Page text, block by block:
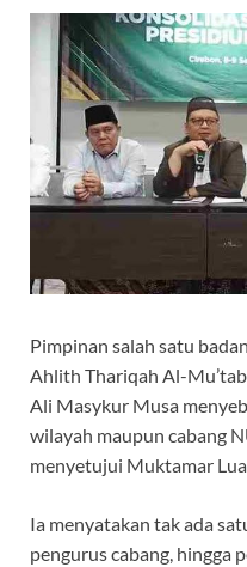
Pimpinan salah satu
Ahlith Thariqah Al-
Ali Masykur Musa
wilayah maupun cabang
menyetujui Muktamar
Ia menyatakan tak ada
pengurus cabang, hingga